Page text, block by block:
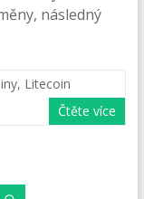
následný
, Litecoin
Čtěte více